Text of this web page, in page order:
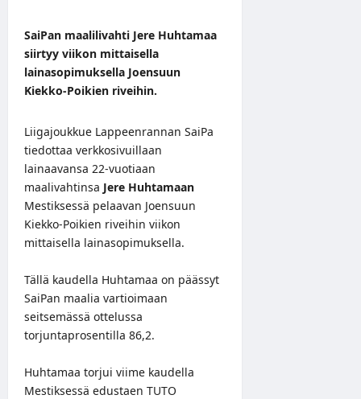
SaiPan maalilivahti Jere Huhtamaa
siirtyy viikon mittaisella
lainasopimuksella Joensuun
Kiekko-Poikien riveihin.
Liigajoukkue Lappeenrannan SaiPa
tiedottaa verkkosivuillaan
lainaavansa 22-vuotiaan
maalivahtinsa Jere Huhtamaan
Mestiksessä pelaavan Joensuun
Kiekko-Poikien riveihin viikon
mittaisella lainasopimuksella.
Tällä kaudella Huhtamaa on päässyt
SaiPan maalia vartioimaan
seitsemässä ottelussa
torjuntaprosentilla 86,2.
Huhtamaa torjui viime kaudella
Mestiksessä edustaen TUTO